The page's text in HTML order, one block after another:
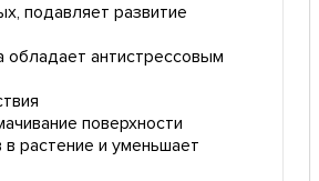
подавляет развитие
антистрессовым
поверхности
растение и уменьшает